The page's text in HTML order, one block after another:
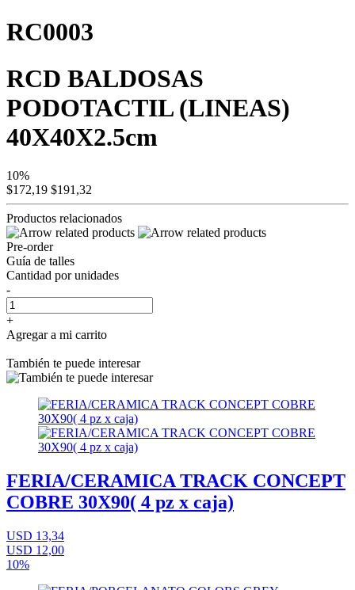
RC0003
RCD BALDOSAS
PODOTACTIL (LINEAS)
40X40X2.5cm
10%
$172,19 $191,32
Productos relacionados
Pre-order
Guía de talles
Cantidad por unidades
-
+
Agregar a mi carrito
También te puede interesar
FERIA/CERAMICA TRACK CONCEPT
COBRE 30X90( 4 pz x caja)
USD 13,34
USD 12,00
10%